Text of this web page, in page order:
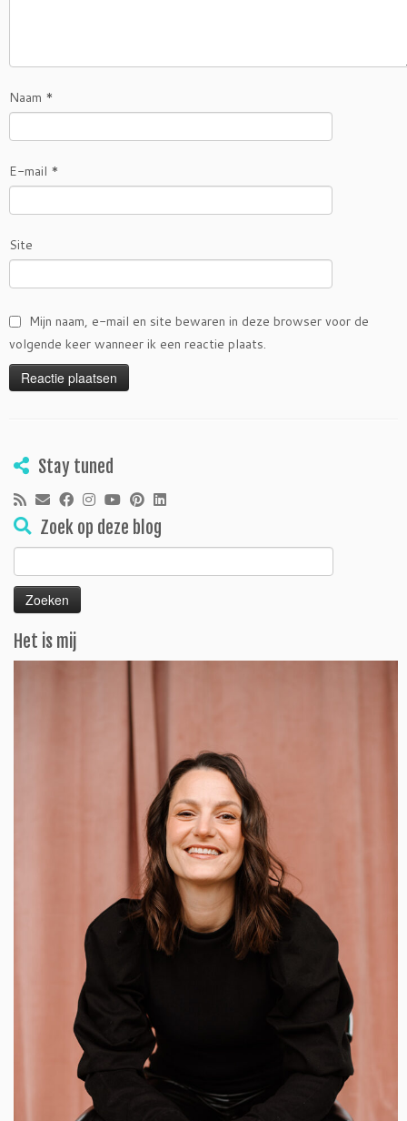
Naam *
E-mail *
Site
Mijn naam, e-mail en site bewaren in deze browser voor de
volgende keer wanneer ik een reactie plaats.
Stay tuned
Zoek op deze blog
naar:
Het is mij